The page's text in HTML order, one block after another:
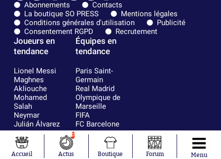
Abonnements
Contacts
La boutique SO PRESS
Mentions légales
Conditions générales d'utilisation
Publicité
Consentement RGPD
Recrutement
Joueurs en
tendance
Lionel Messi
Maghnes
Akliouche
Mohamed
Salah
Neymar
Julián Álvarez
Ferrán Torres
Kilian Corredor
Franco
Équipes en
tendance
Paris Saint-
Germain
Real Madrid
Olympique de
Marseille
FIFA
FC Barcelone
Argentine
Olympique
lyonnais
Accueil
0
Actus Boutique Forum Menu